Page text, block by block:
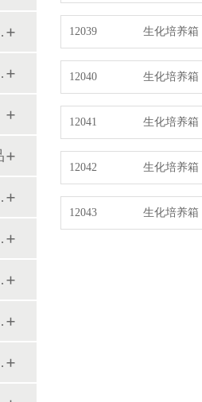
用品
列
设备
备
备
备
备
12039 生化培养箱
12040 生化培养箱
12041 生化培养箱
12042 生化培养箱
12043 生化培养箱